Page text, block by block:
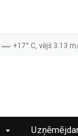
+17° C, vējš 3.13